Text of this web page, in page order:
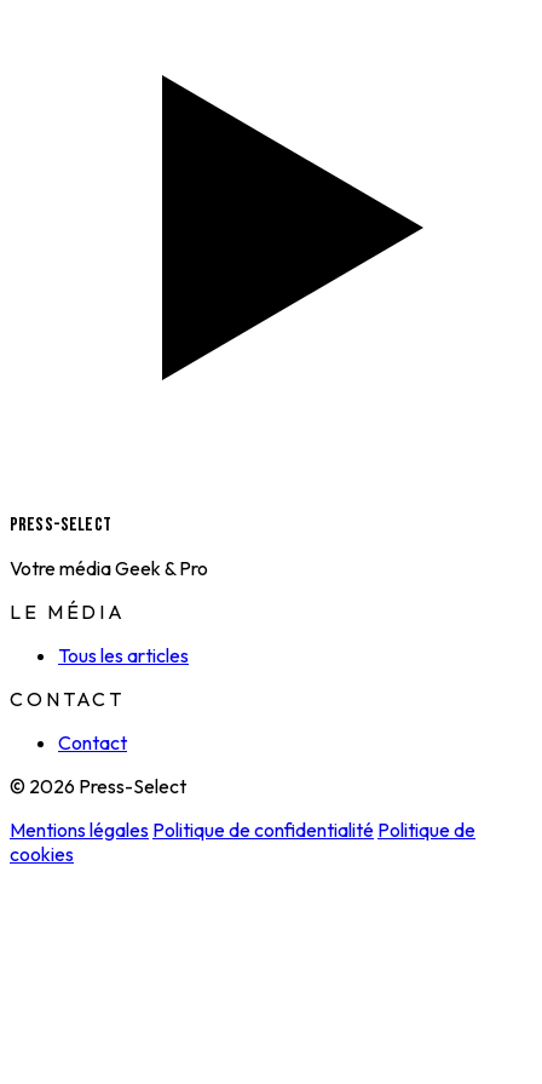
Press-Select
Votre média Geek & Pro
LE MÉDIA
Tous les articles
CONTACT
Contact
© 2026 Press-Select
Mentions légales Politique de confidentialité Politique de
cookies